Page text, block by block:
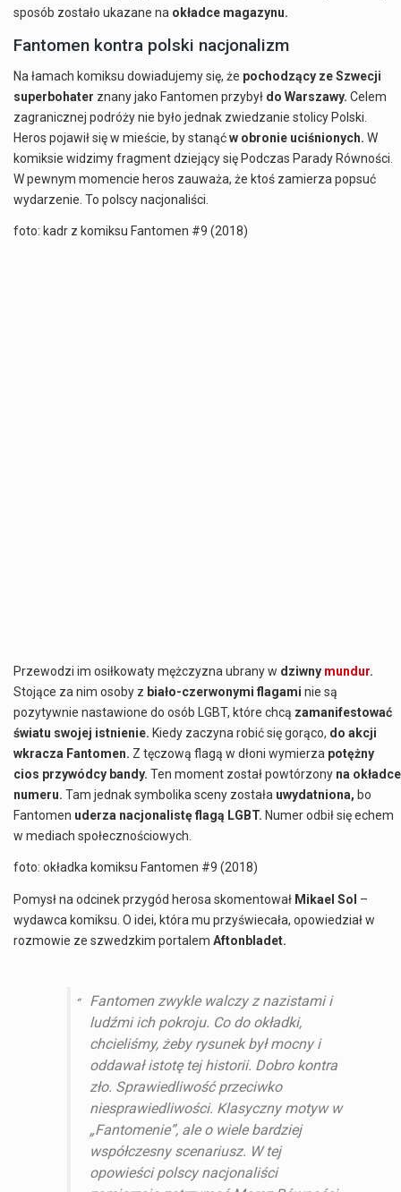
sposób zostało ukazane na okładce magazynu.
Fantomen kontra polski nacjonalizm
Na łamach komiksu dowiadujemy się, że pochodzący ze Szwecji
superbohater znany jako Fantomen przybył do Warszawy. Celem
zagranicznej podróży nie było jednak zwiedzanie stolicy Polski.
Heros pojawił się w mieście, by stanąćw obronie uciśnionych. W
komiksie widzimy fragment dziejący się Podczas Parady Równości.
W pewnym momencie heros zauważa, że ktoś zamierza popsuć
wydarzenie. To polscy nacjonaliści.
foto: kadr z komiksu Fantomen #9 (2018)
Przewodzi im osiłkowaty mężczyzna ubrany w dziwny mundur.
Stojące za nim osoby z biało-czerwonymi flagami nie są
pozytywnie nastawione do osób LGBT, które chcą zamanifestować
światu swojej istnienie. Kiedy zaczyna robić się gorąco, do akcji
wkracza Fantomen. Z tęczową flagą w dłoni wymierza potężny
cios przywódcy bandy. Ten moment został powtórzony na okładce
numeru. Tam jednak symbolika sceny została uwydatniona, bo
Fantomen uderza nacjonalistę flagą LGBT. Numer odbił się echem
w mediach społecznościowych.
foto: okładka komiksu Fantomen #9 (2018)
Pomysł na odcinek przygód herosa skomentował Mikael Sol –
wydawca komiksu. O idei, która mu przyświecała, opowiedział w
rozmowie ze szwedzkim portalem Aftonbladet.
Fantomen zwykle walczy z nazistami i
ludźmi ich pokroju. Co do okładki,
chcieliśmy, żeby rysunek był mocny i
oddawał istotę tej historii. Dobro kontra
zło. Sprawiedliwość przeciwko
niesprawiedliwości. Klasyczny motyw w
„Fantomenie”, ale o wiele bardziej
współczesny scenariusz. W tej
opowieści polscy nacjonaliści